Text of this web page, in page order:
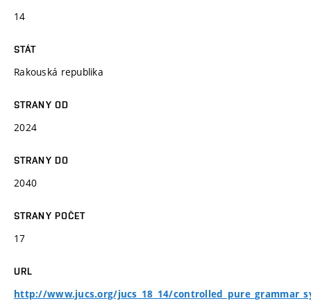
14
STÁT
Rakouská republika
STRANY OD
2024
STRANY DO
2040
STRANY POČET
17
URL
http://www.jucs.org/jucs_18_14/